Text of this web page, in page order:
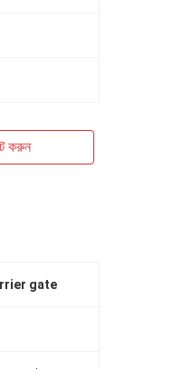
করুন
gate